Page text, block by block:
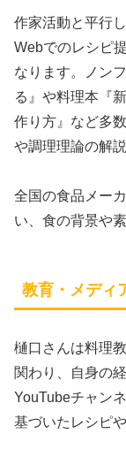
作家活動と平行
Webでのレシピ
なります。ノン
る』や料理本『
作り方』など多
や調理理論の解
全国の食品メー
い、食の背景や
教育・メディ
樋口さんは料理
関わり、自身の
YouTubeチャン
基づいたレシピ